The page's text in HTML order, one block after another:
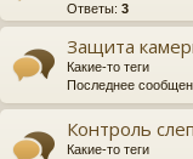
Ответы: 3
Защита
Какие-то теги
Последнее
Контроль
Какие-то теги